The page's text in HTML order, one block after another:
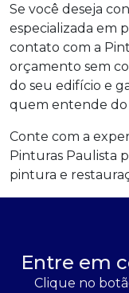
Se você deseja
especializada em
contato com a
orçamento sem
do seu edifício e
quem entende do
Conte com a
Pinturas Paulista
pintura e
Entre em
Clique no